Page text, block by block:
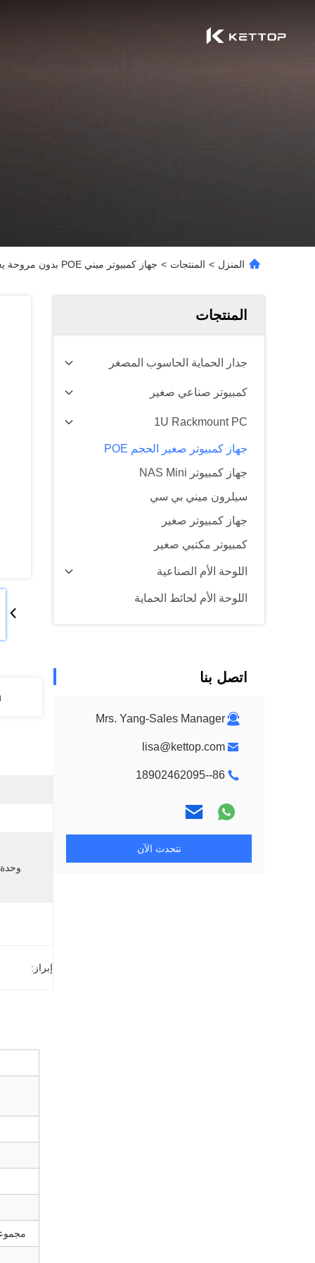
المنزل > المنتجات > جهاز كمبيوتر ميني POE بدون مروحة يعمل بالطاقة Intel J3455 4 Gigabit LAN POE Router الصناعي
المنتجات
جدار الحماية الحاسوب المصغر
كمبيوتر صناعي صغير
1U Rackmount PC
جهاز كمبيوتر صغير الحجم POE
جهاز كمبيوتر NAS Mini
سيلرون ميني بي سي
جهاز كمبيوتر صغير
كمبيوتر مكتبي صغير
اللوحة الأم الصناعية
اللوحة الأم لحائط الحماية
اتصل بنا
Mrs. Yang-Sales Manager
lisa@kettop.com
86--18902462095
نتحدث الآن
وحدة
إبراز: